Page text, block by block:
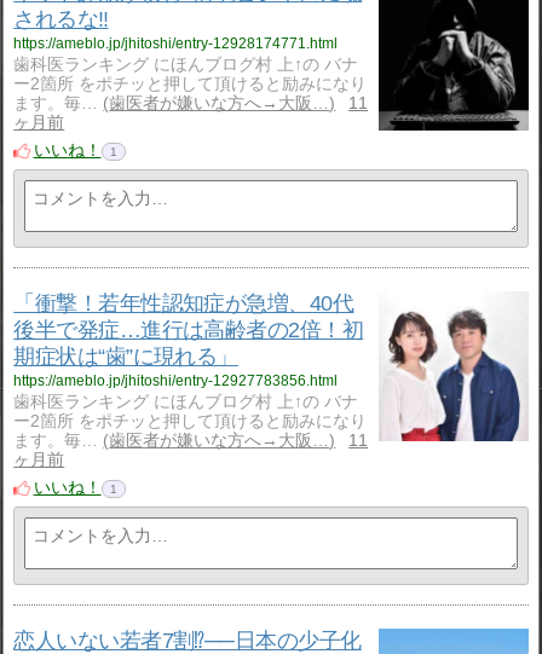
されるな‼️
https://ameblo.jp/jhitoshi/entry-12928174771.html
歯科医ランキング にほんブログ村 上↑の バナ
ー2箇所 をポチッと押して頂けると励みになり
ます。毎…
歯医者が嫌いな方へ→大阪…
11
ヶ月前
いいね！
1
「衝撃！若年性認知症が急増、40代
後半で発症…進行は高齢者の2倍！初
期症状は“歯”に現れる」
https://ameblo.jp/jhitoshi/entry-12927783856.html
歯科医ランキング にほんブログ村 上↑の バナ
ー2箇所 をポチッと押して頂けると励みになり
ます。毎…
歯医者が嫌いな方へ→大阪…
11
ヶ月前
いいね！
1
恋人いない若者7割⁉️──日本の少子化